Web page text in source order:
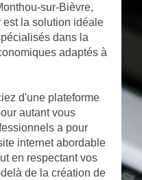
sur-Bièvre,
est la solution idéale
dans la
adaptés à
d'une plateforme
autant vous
a pour
internet abordable
en respectant vos
de la création de